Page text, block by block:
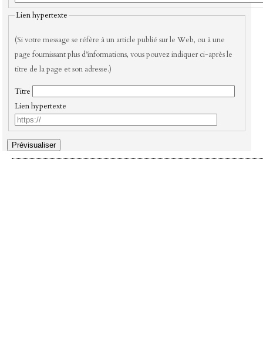
Lien hypertexte
(Si votre message se réfère à un article publié sur le Web, ou à une
page fournissant plus d’informations, vous pouvez indiquer ci-après le
titre de la page et son adresse.)
Titre
Lien hypertexte